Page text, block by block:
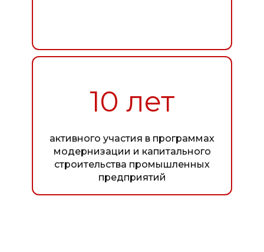
10 лет
активного участия в программах
модернизации и капитального
строительства промышленных
предприятий